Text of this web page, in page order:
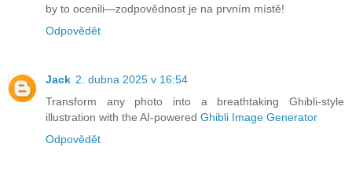
by to ocenili—zodpovědnost je na prvním místě!
Odpovědět
Jack 2. dubna 2025 v 16:54
Transform any photo into a breathtaking Ghibli-style
illustration with the AI-powered Ghibli Image Generator
Odpovědět